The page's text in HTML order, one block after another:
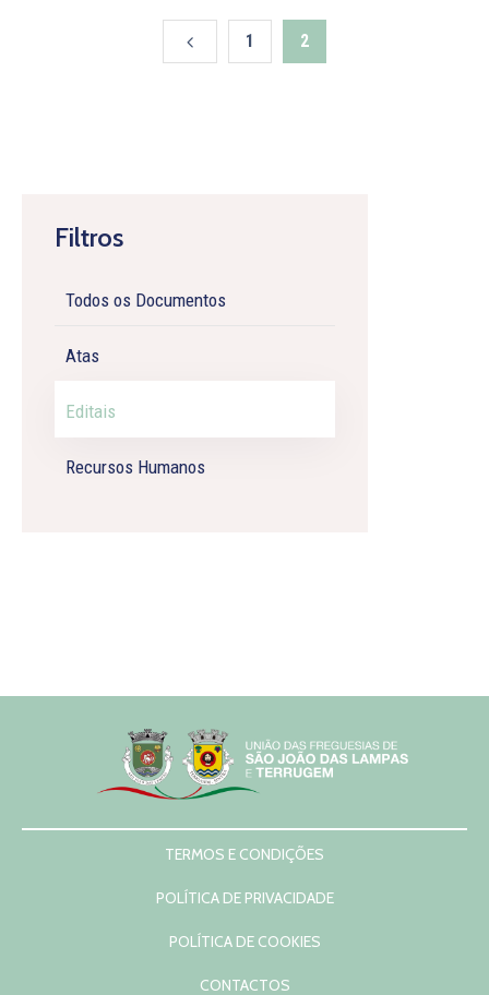
Filtros
Todos os Documentos
Atas
Editais
Recursos Humanos
1 2
TERMOS E CONDIÇÕES
POLÍTICA DE PRIVACIDADE
POLÍTICA DE COOKIES
CONTACTOS